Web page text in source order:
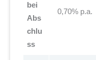
bei
Abs
chlu
ss
0,70% p.a.